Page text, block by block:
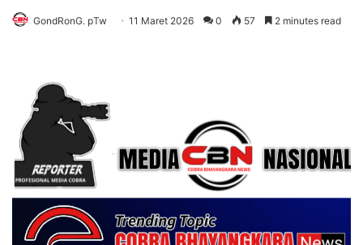
GondRonG. pTw 11 Maret 2026 0 57 2 minutes read